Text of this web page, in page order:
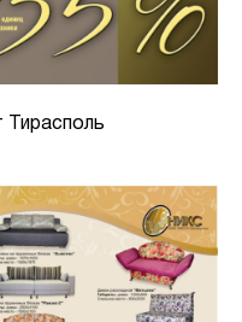
Тирасполь